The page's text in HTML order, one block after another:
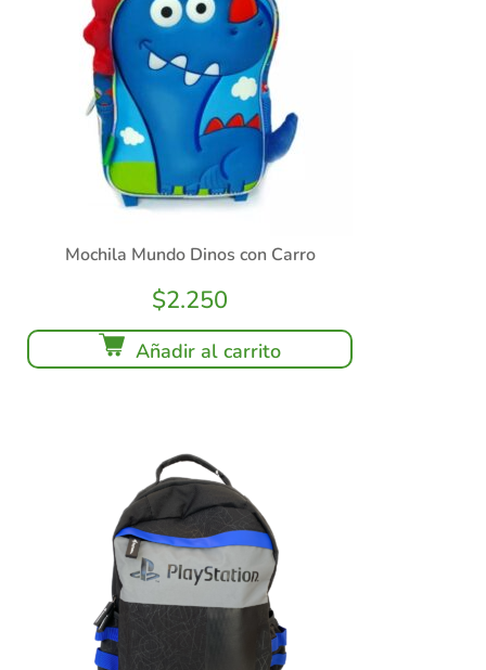
Mochila Mundo Dinos con Carro
$2.250
Añadir al carrito